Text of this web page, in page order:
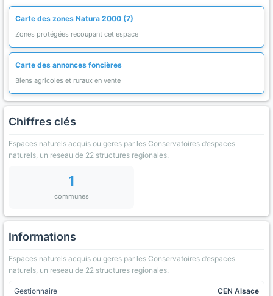
Carte des zones Natura 2000 (7)
Zones protégées recoupant cet espace
Carte des annonces foncières
Biens agricoles et ruraux en vente
Chiffres clés
Espaces naturels acquis ou geres par les Conservatoires d’espaces
naturels, un reseau de 22 structures regionales.
1
communes
Informations
Espaces naturels acquis ou geres par les Conservatoires d’espaces
naturels, un reseau de 22 structures regionales.
Gestionnaire CEN Alsace